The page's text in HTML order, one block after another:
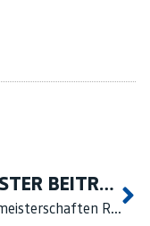
NÄCHSTER BEITRAG
Vereinsmeisterschaften Rollkunstlauf